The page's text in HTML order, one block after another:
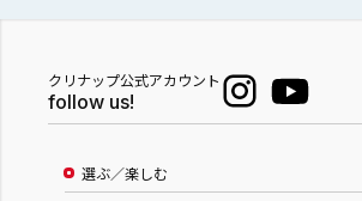
クリナップ公式アカウント
follow us!
選ぶ／楽しむ